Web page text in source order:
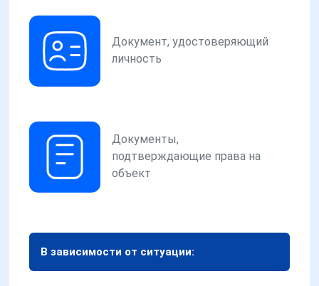
Документ, удостоверяющий
личность
Документы,
подтверждающие права на
объект
В зависимости от ситуации: